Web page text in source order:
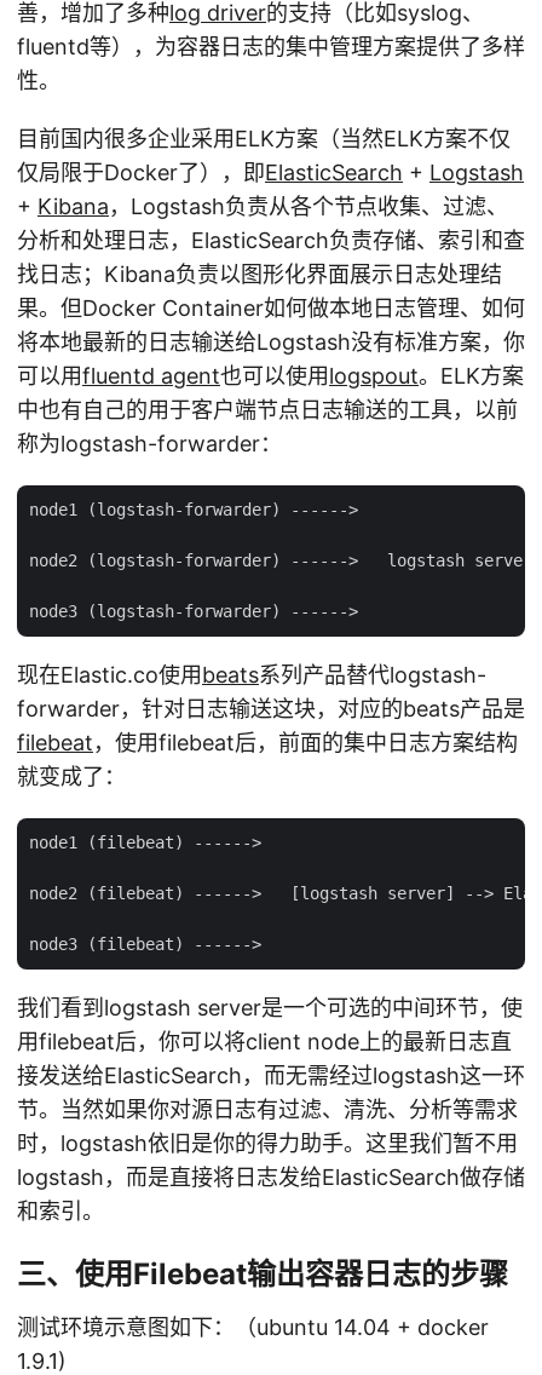
善，增加了多种log driver的支持（比如syslog、
fluentd等），为容器日志的集中管理方案提供了多样
性。
目前国内很多企业采用ELK方案（当然ELK方案不仅
仅局限于Docker了），即ElasticSearch + Logstash
+ Kibana，Logstash负责从各个节点收集、过滤、
分析和处理日志，ElasticSearch负责存储、索引和查
找日志；Kibana负责以图形化界面展示日志处理结
果。但Docker Container如何做本地日志管理、如何
将本地最新的日志输送给Logstash没有标准方案，你
可以用fluentd agent也可以使用logspout。ELK方案
中也有自己的用于客户端节点日志输送的工具，以前
称为logstash-forwarder：
node1 (logstash-forwarder) ------>
node2 (logstash-forwarder) ------>   logstash server
现在Elastic.co使用beats系列产品替代logstash-
forwarder，针对日志输送这块，对应的beats产品是
filebeat，使用filebeat后，前面的集中日志方案结构
就变成了：
node1 (filebeat) ------>
node2 (filebeat) ------>   [logstash server] -->
我们看到logstash server是一个可选的中间环节，使
用filebeat后，你可以将client node上的最新日志直
接发送给ElasticSearch，而无需经过logstash这一环
节。当然如果你对源日志有过滤、清洗、分析等需求
时，logstash依旧是你的得力助手。这里我们暂不用
logstash，而是直接将日志发给ElasticSearch做存储
和索引。
三、使用Filebeat输出容器日志的步骤
测试环境示意图如下：（ubuntu 14.04 + docker
1.9.1)